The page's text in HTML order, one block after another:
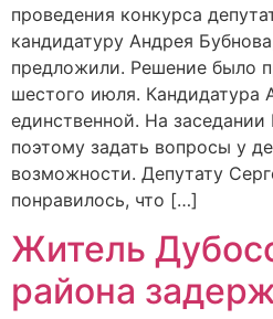
проведения конкурса
кандидатуру Андрея
предложили. Решение было
шестого июля. Кандидатура
единственной. На заседании
поэтому задать вопросы у
возможности. Депутату
понравилось, что […]
Житель
района